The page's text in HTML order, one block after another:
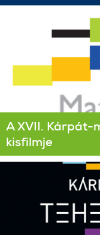
A XVII. Kárpát-
kisfilmje